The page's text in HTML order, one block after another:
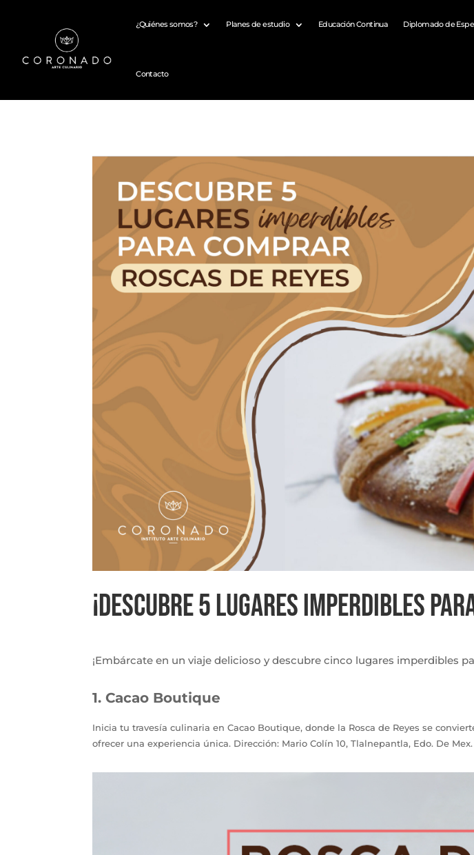
¿Quiénes somos? Planes de estudio Educación Continua Diplomado de
Contacto
¡DESCUBRE 5 LUGARES IMPERDIBLES
¡Embárcate en un viaje delicioso y descubre cinco lugares imperdibles
1. Cacao Boutique
Inicia tu travesía culinaria en Cacao Boutique, donde la Rosca de Reyes se
ofrecer una experiencia única. Dirección: Mario Colín 10, Tlalnepantla, Edo. De Mex.